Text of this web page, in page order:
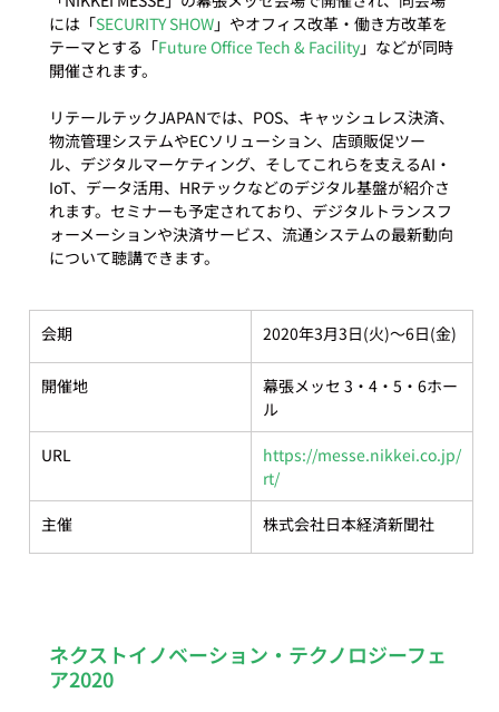
には「SECURITY SHOW」やオフィス改革・働き方改革を
テーマとする「Future Office Tech & Facility」などが同時
開催されます。
リテールテックJAPANでは、POS、キャッシュレス決済、
物流管理システムやECソリューション、店頭販促ツー
ル、デジタルマーケティング、そしてこれらを支えるAI・
IoT、データ活用、HRテックなどのデジタル基盤が紹介さ
れます。セミナーも予定されており、デジタルトランスフ
ォーメーションや決済サービス、流通システムの最新動向
会期 2020年3月3日(火)～6日(金)
開催地
幕張メッセ 3・4・5・6ホー
ル
URL
https://messe.nikkei.co.jp/
rt/
主催 株式会社日本経済新聞社
ネクストイノベーション・テクノロジーフェ
ア2020